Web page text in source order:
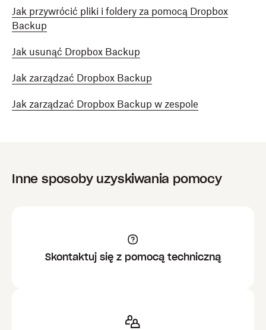
Jak przywrócić pliki i foldery za pomocą Dropbox
Backup
Jak usunąć Dropbox Backup
Jak zarządzać Dropbox Backup
Jak zarządzać Dropbox Backup w zespole
Inne sposoby uzyskiwania pomocy
Skontaktuj się z pomocą techniczną